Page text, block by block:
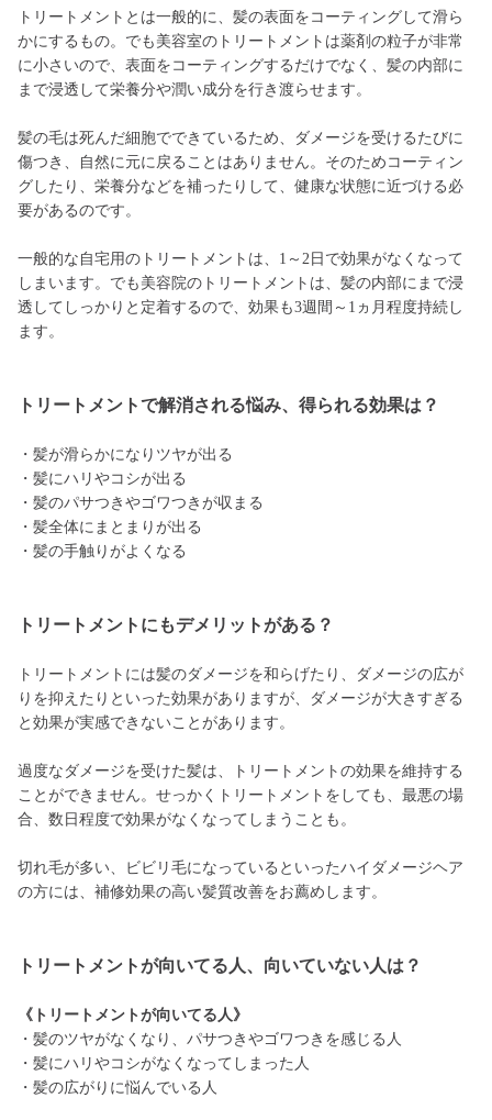
トリートメントとは一般的に、髪の表面をコーティングして滑ら
かにするもの。でも美容室のトリートメントは薬剤の粒子が非常
に小さいので、表面をコーティングするだけでなく、髪の内部に
まで浸透して栄養分や潤い成分を行き渡らせます。
髪の毛は死んだ細胞でできているため、ダメージを受けるたびに
傷つき、自然に元に戻ることはありません。そのためコーティン
グしたり、栄養分などを補ったりして、健康な状態に近づける必
要があるのです。
一般的な自宅用のトリートメントは、1～2日で効果がなくなって
しまいます。でも美容院のトリートメントは、髪の内部にまで浸
透してしっかりと定着するので、効果も3週間～1ヵ月程度持続し
ます。
トリートメントで解消される悩み、得られる効果は？
・髪が滑らかになりツヤが出る
・髪にハリやコシが出る
・髪のパサつきやゴワつきが収まる
・髪全体にまとまりが出る
・髪の手触りがよくなる
トリートメントにもデメリットがある？
トリートメントには髪のダメージを和らげたり、ダメージの広が
りを抑えたりといった効果がありますが、ダメージが大きすぎる
と効果が実感できないことがあります。
過度なダメージを受けた髪は、トリートメントの効果を維持する
ことができません。せっかくトリートメントをしても、最悪の場
合、数日程度で効果がなくなってしまうことも。
切れ毛が多い、ビビリ毛になっているといったハイダメージヘア
の方には、補修効果の高い髪質改善をお薦めします。
トリートメントが向いてる人、向いていない人は？
《トリートメントが向いてる人》
・髪のツヤがなくなり、パサつきやゴワつきを感じる人
・髪にハリやコシがなくなってしまった人
・髪の広がりに悩んでいる人